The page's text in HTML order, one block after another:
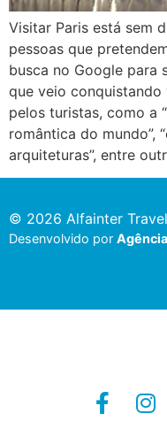
Visitar Paris está sem
pessoas que
busca no Google para
que veio
pelos turistas, como a
romântica do mundo”,
arquiteturas”, entre
© 2026 Alfainter Travel
Desenvolvido por